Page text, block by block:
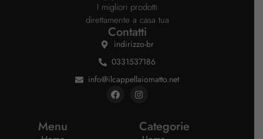
I migliori prodotti
direttamente a casa tua
Contatti
indirizzo-br
0331537186
info@ilcappellaiomatto.net
Menu Categorie